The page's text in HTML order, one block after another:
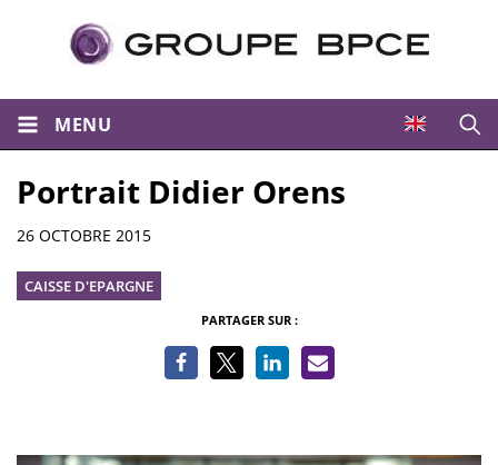
MENU
Portrait Didier Orens
Informations
26 OCTOBRE 2015
CAISSE D'EPARGNE
PARTAGER SUR :